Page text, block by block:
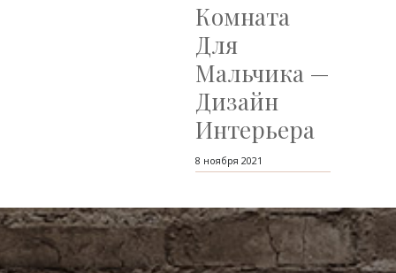
Комната
Для
Мальчика —
Дизайн
Интерьера
8 ноября 2021